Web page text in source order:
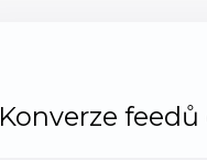
Konverze